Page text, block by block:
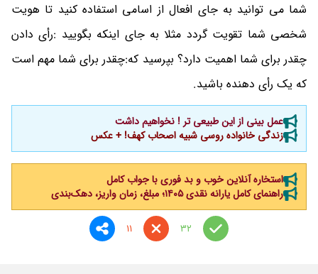
شما می توانید به جای افعال از اسامی استفاده کنید تا هویت
شخصی شما تقویت گردد مثلا به جای اینکه بگویید :رأی دادن
چقدر برای شما اهمیت دارد؟ بپرسید که:چقدر برای شما مهم است
که یک رأی دهنده باشید.
عمل بینی از این طبیعی تر ! نخواهیم داشت
زندگی خانواده روسی شبیه اصحاب کهف! + عکس
استخاره آنلاین خوب و بد فوری با جواب کامل
راهنمای کامل یارانه نقدی ۱۴۰۵؛ مبلغ، زمان واریز، دهک‌بندی
32
11